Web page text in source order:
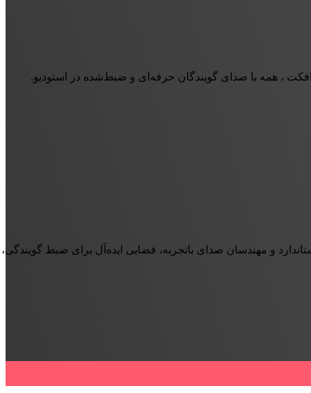
افکت ، همه با صدای گویندگان حرفه‌ای و ضبط‌شده در استودیو.
و مهندسان صدای باتجربه، فضایی ایده‌آل برای ضبط